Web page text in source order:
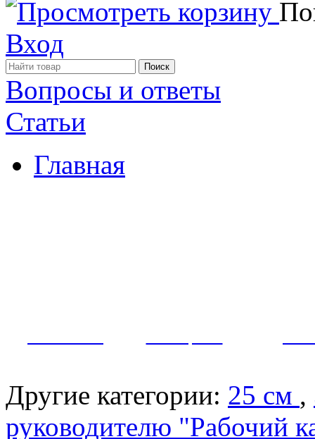
Вход
Вопросы и ответы
Статьи
Главная
Другие категории: 25 см ,
руководителю "Рабочий